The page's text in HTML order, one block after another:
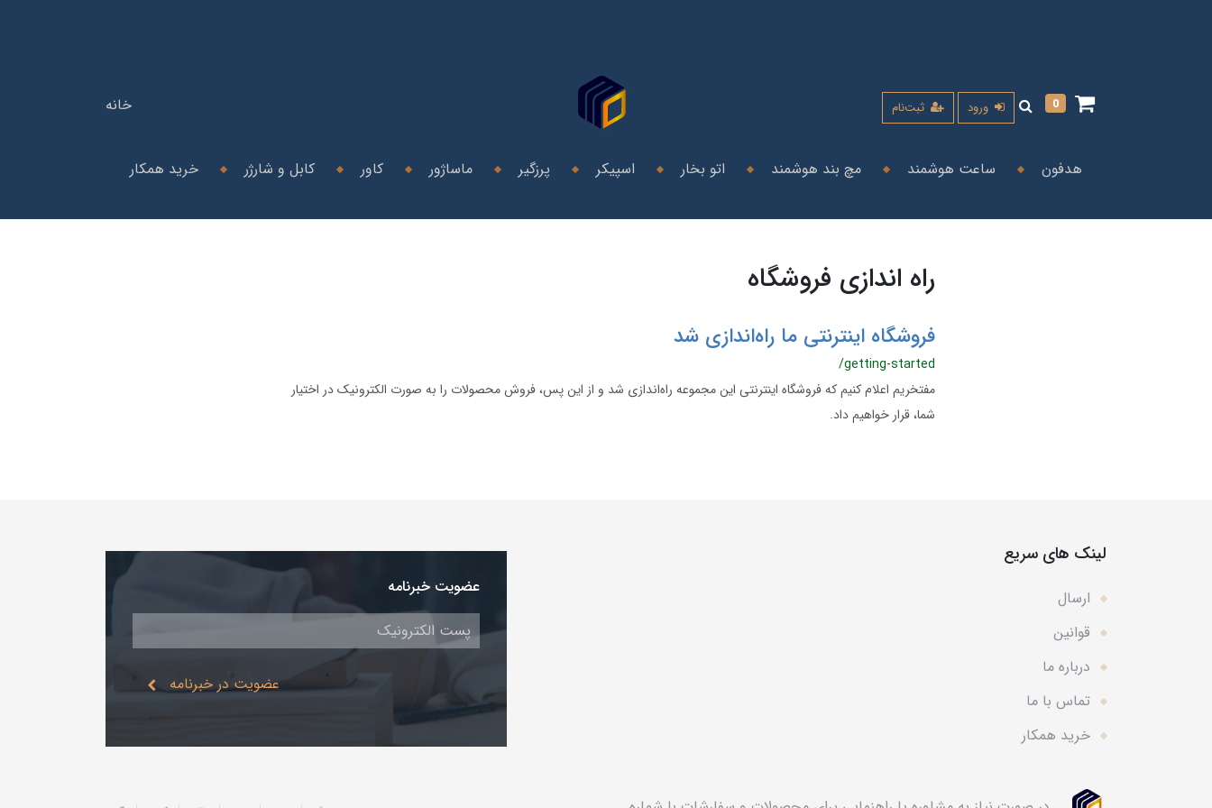
0 ورود ثبت‌نام خانه
هدفون ساعت هوشمند مچ بند هوشمند اتو بخار اسپیکر پرزگیر ماساژور کاور کابل و شارژر خرید همکار
راه اندازی فروشگاه
فروشگاه اینترنتی ما راه‌اندازی شد
/getting-started
مفتخریم اعلام کنیم که فروشگاه اینترنتی این مجموعه راه‌اندازی شد و از این پس، فروش محصولات را به صورت الکترونیک در اختیار
شما، قرار خواهیم داد.
لینک های سریع
ارسال
قوانین
درباره ما
تماس با ما
خرید همکار
عضویت خبرنامه
عضویت در خبرنامه